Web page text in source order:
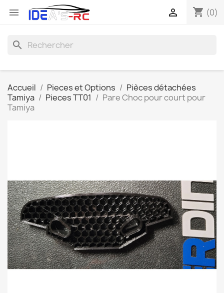
 shopping_cart (0)

search
Accueil Pieces et Options
Pièces détachées
Tamiya
Pieces TT01
Pare Choc pour court pour
Tamiya